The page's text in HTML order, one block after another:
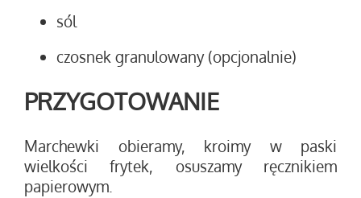
sól
czosnek granulowany (opcjonalnie)
PRZYGOTOWANIE
Marchewki obieramy, kroimy w paski
wielkości frytek, osuszamy ręcznikiem
papierowym.